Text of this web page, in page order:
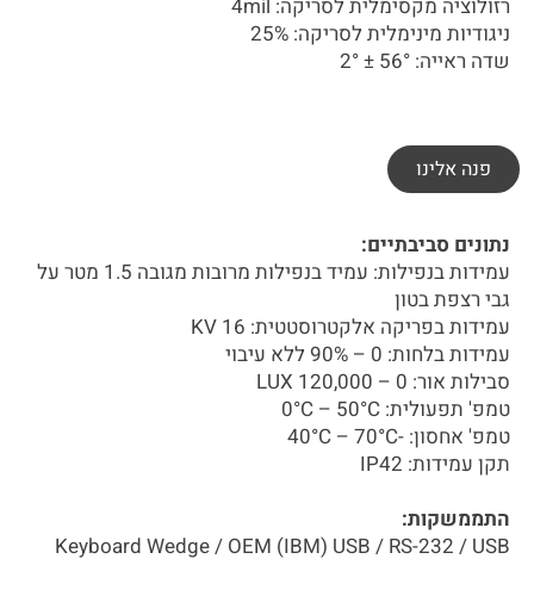
רזולוציה מקסימלית לסריקה: 4mil
ניגודיות מינימלית לסריקה: 25%
שדה ראייה: 56° ± 2°
פנה אלינו
נתונים סביבתיים:
עמידות בנפילות: עמיד בנפילות מרובות מגובה 1.5 מטר על
גבי רצפת בטון
עמידות בפריקה אלקטרוסטטית: 16 KV
עמידות בלחות: 0 – 90% ללא עיבוי
סבילות אור: 0 – 120,000 LUX
טמפ' תפעולית: 0°C – 50°C
טמפ' אחסון: -40°C – 70°C
תקן עמידות: IP42
התממשקות:
Keyboard Wedge / OEM (IBM) USB / RS-232 / USB